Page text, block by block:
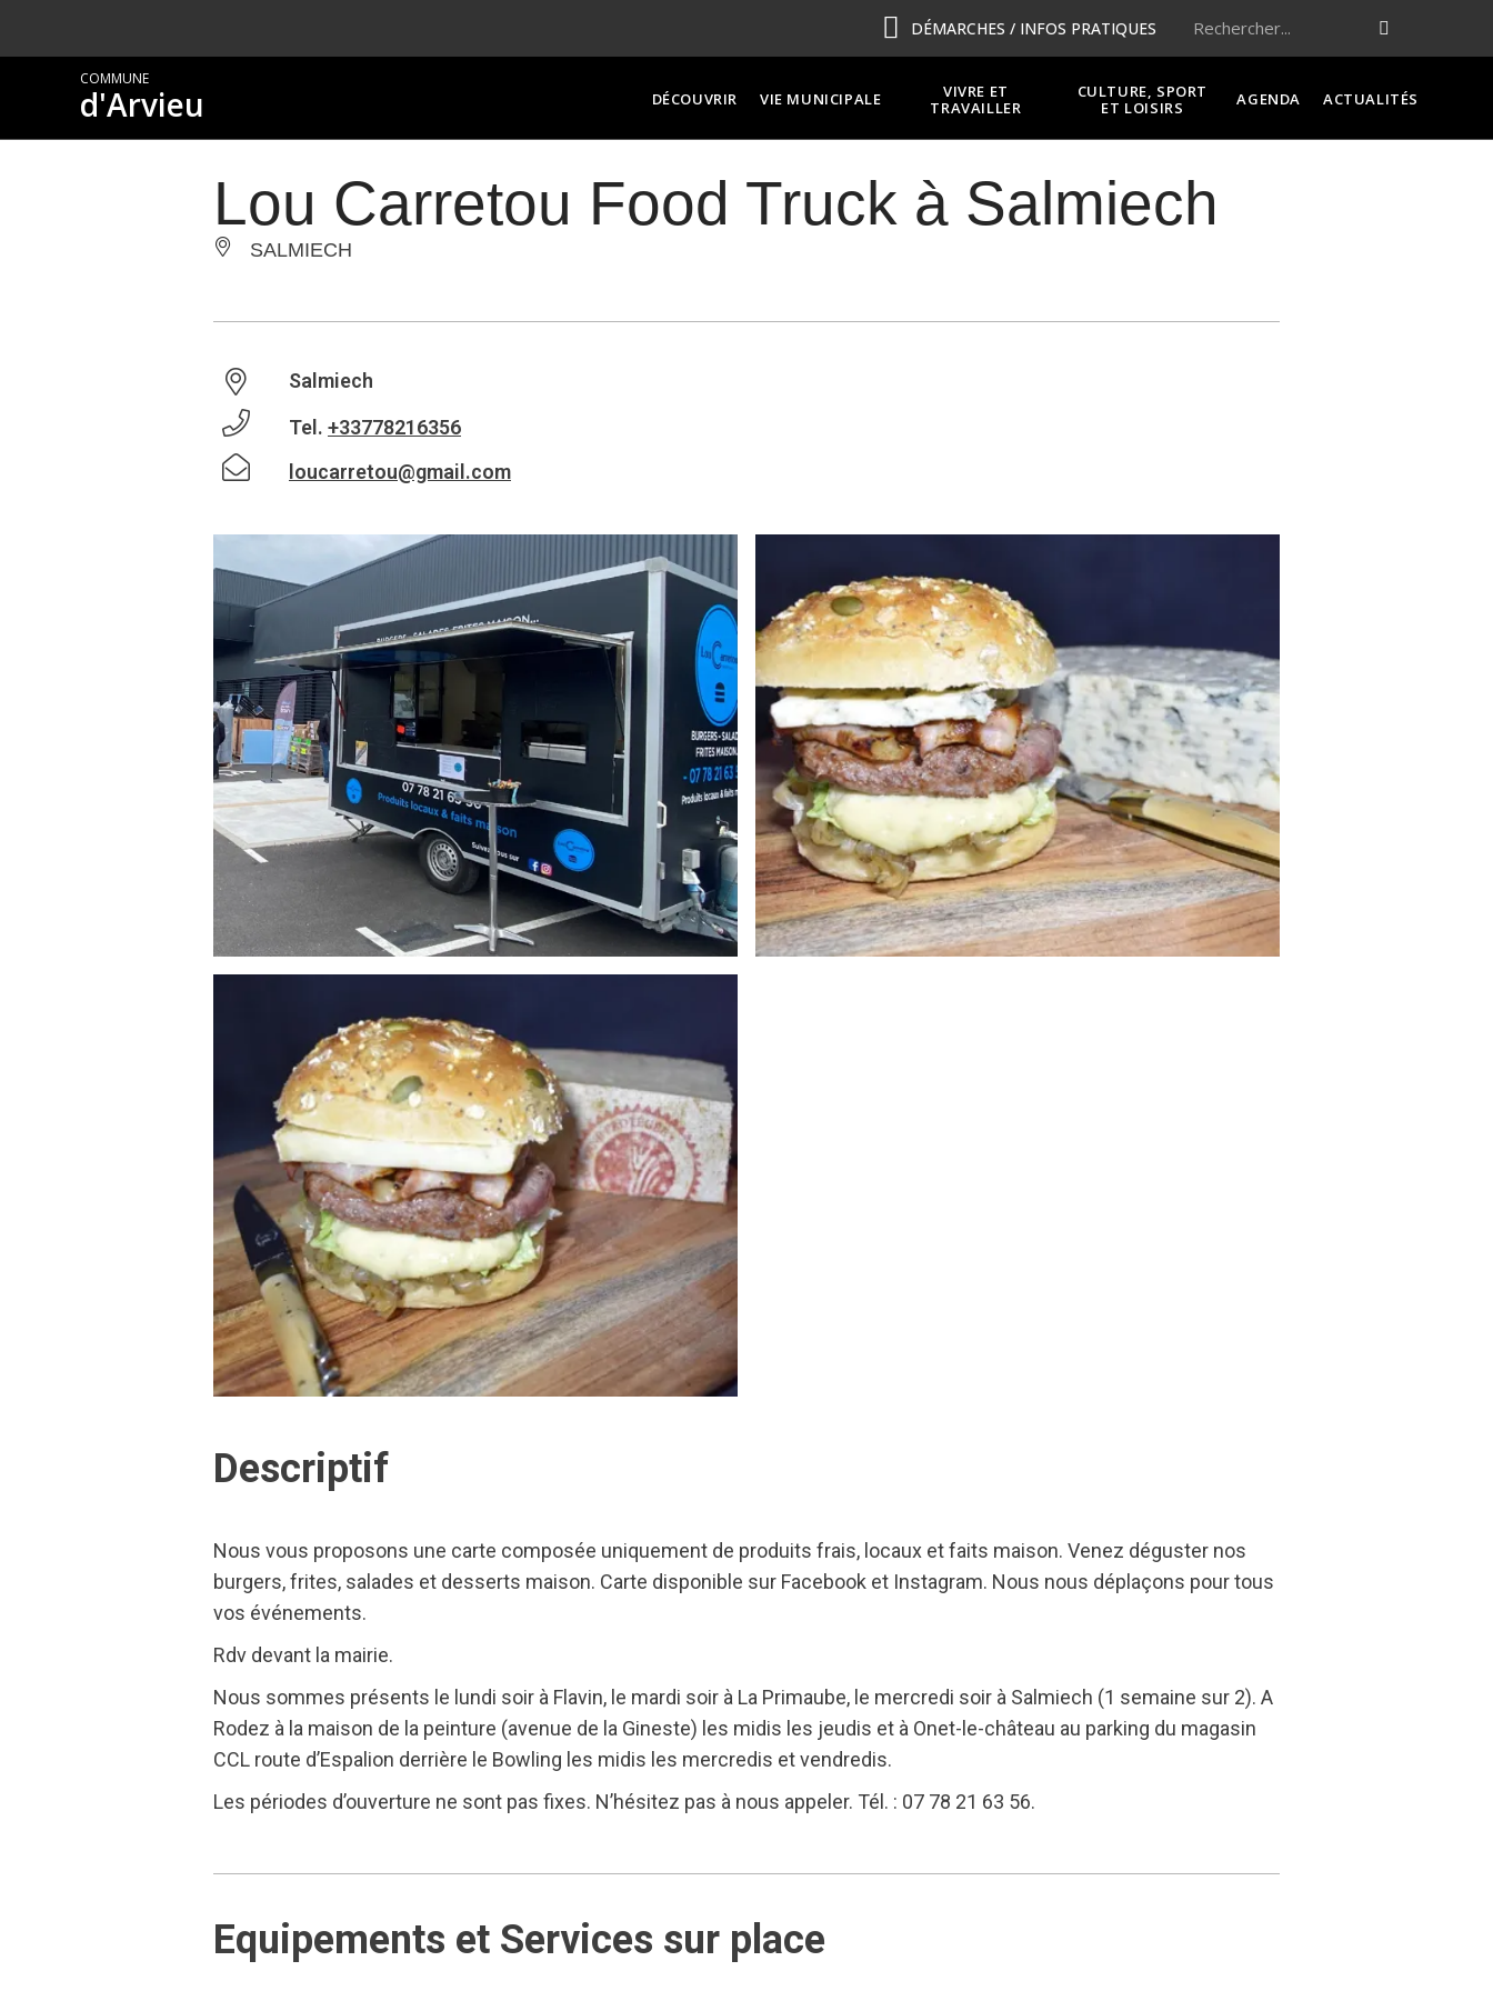
DÉMARCHES / INFOS PRATIQUES
COMMUNE
d'Arvieu DÉCOUVRIR VIE MUNICIPALE
VIVRE ET
TRAVAILLER
CULTURE, SPORT
ET LOISIRS
AGENDA ACTUALITÉS
Lou Carretou Food Truck à Salmiech
SALMIECH
Salmiech
Tel. +33778216356
loucarretou@gmail.com
Descriptif
Nous vous proposons une carte composée uniquement de produits frais, locaux et faits maison. Venez déguster nos
burgers, frites, salades et desserts maison. Carte disponible sur Facebook et Instagram. Nous nous déplaçons pour tous
vos événements.
Rdv devant la mairie.
Nous sommes présents le lundi soir à Flavin, le mardi soir à La Primaube, le mercredi soir à Salmiech (1 semaine sur 2). A
Rodez à la maison de la peinture (avenue de la Gineste) les midis les jeudis et à Onet-le-château au parking du magasin
CCL route d’Espalion derrière le Bowling les midis les mercredis et vendredis.
Les périodes d’ouverture ne sont pas fixes. N’hésitez pas à nous appeler. Tél. : 07 78 21 63 56.
Equipements et Services sur place